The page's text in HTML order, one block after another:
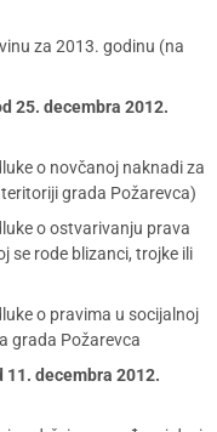
za 2013. godinu (na
25. decembra 2012.
o novčanoj naknadi za
grada Požarevca)
o ostvarivanju prava
se rode blizanci, trojke ili
o pravima u socijalnoj
grada Požarevca
11. decembra 2012.